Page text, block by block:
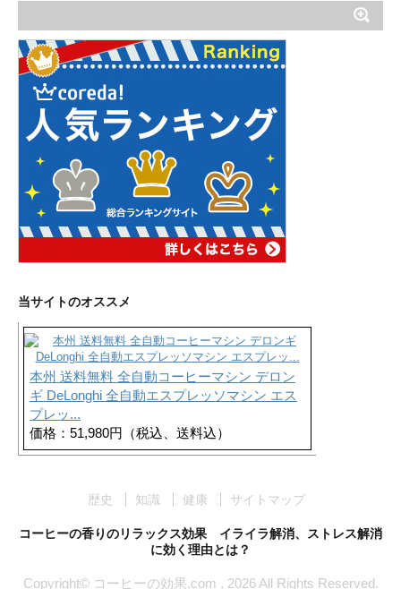
当サイトのオススメ
本州 送料無料 全自動コーヒーマシン デロン
ギ DeLonghi 全自動エスプレッソマシン エス
プレッ...
価格：51,980円（税込、送料込）
歴史 知識 健康 サイトマップ
コーヒーの香りのリラックス効果 イライラ解消、ストレス解消
に効く理由とは？
Copyright© コーヒーの効果.com , 2026 All Rights Reserved.